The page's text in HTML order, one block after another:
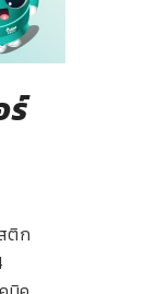
ร์
ติก